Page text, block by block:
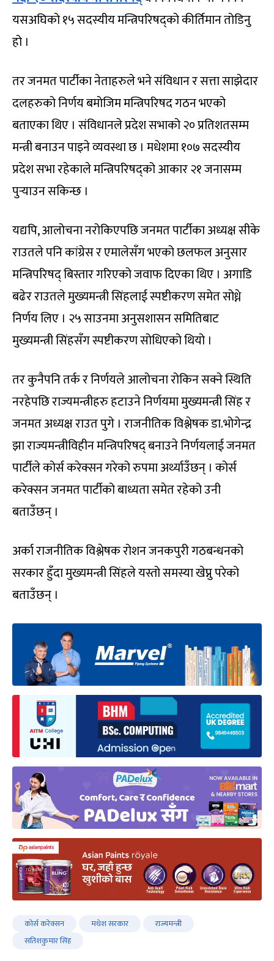
यसअघिको १५ सदस्यीय मन्त्रिपरिषद्को कीर्तिमान तोडिनु
हो ।
तर जनमत पार्टीका नेताहरुले भने संविधान र सत्ता साझेदार
दलहरुको निर्णय बमोजिम मन्त्रिपरिषद गठन भएको
बताएका थिए । संविधानले प्रदेश सभाको २० प्रतिशतसम्म
मन्त्री बनाउन पाइने व्यवस्था छ । मधेशमा १०७ सदस्यीय
प्रदेश सभा रहेकाले मन्त्रिपरिषद्को आकार २१ जनासम्म
पुर्‍याउन सकिन्छ ।
यद्यपि, आलोचना नरोकिएपछि जनमत पार्टीका अध्यक्ष सीके
राउतले पनि कांग्रेस र एमालेसँग भएको छलफल अनुसार
मन्त्रिपरिषद् बिस्तार गरिएको जवाफ दिएका थिए । अगाडि
बढेर राउतले मुख्यमन्त्री सिंहलाई स्पष्टीकरण समेत सोध्ने
निर्णय लिए । २५ साउनमा अनुसशासन समितिबाट
मुख्यमन्त्री सिंहसँग स्पष्टीकरण सोधिएको थियो ।
तर कुनैपनि तर्क र निर्णयले आलोचना रोकिन सक्ने स्थिति
नरहेपछि राज्यमन्त्रीहरु हटाउने निर्णयमा मुख्यमन्त्री सिंह र
जनमत अध्यक्ष राउत पुगे । राजनीतिक विश्लेषक डा.भोगेन्द्र
झा राज्यमन्त्रीविहीन मन्त्रिपरिषद् बनाउने निर्णयलाई जनमत
पार्टीले कोर्स करेक्सन गरेको रुपमा अर्थ्याउँछन् । कोर्स
करेक्सन जनमत पार्टीको बाध्यता समेत रहेको उनी
बताउँछन् ।
अर्का राजनीतिक विश्लेषक रोशन जनकपुरी गठबन्धनको
सरकार हुँदा मुख्यमन्त्री सिंहले यस्तो समस्या खेप्नु परेको
बताउँछन् ।
कोर्स करेक्सन मधेश सरकार
राज्यमन्त्री
सतिशकुमार सिंह